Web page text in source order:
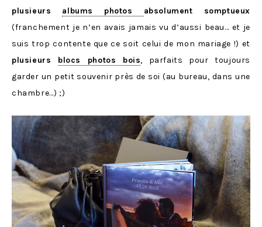
plusieurs albums photos absolument somptueux
(franchement je n’en avais jamais vu d’aussi beau… et je
suis trop contente que ce soit celui de mon mariage !) et
plusieurs blocs photos bois, parfaits pour toujours
garder un petit souvenir près de soi (au bureau, dans une
chambre…) ;)